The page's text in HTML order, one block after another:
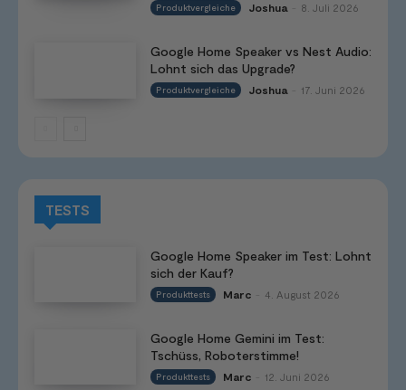
Produktvergleiche Joshua 8. Juli 2026
Google Home Speaker vs Nest Audio:
Lohnt sich das Upgrade?
Produktvergleiche Joshua 17. Juni 2026
TESTS
Google Home Speaker im Test: Lohnt
sich der Kauf?
Produkttests Marc 4. August 2026
Google Home Gemini im Test:
Tschüss, Roboterstimme!
Produkttests Marc 12. Juni 2026